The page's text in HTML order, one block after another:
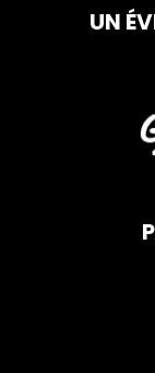
UN